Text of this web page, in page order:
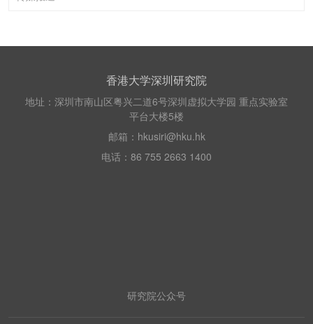
香港大学深圳研究院
地址：深圳市南山区粤兴二道6号深圳虚拟大学园 重点实验室
平台大楼5楼
邮箱：hkusiri@hku.hk
电话：86 755 2663 1400
研究院公众号